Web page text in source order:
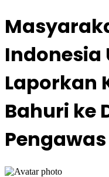
Indonesia
Laporkan
Bahuri ke
Pengawas